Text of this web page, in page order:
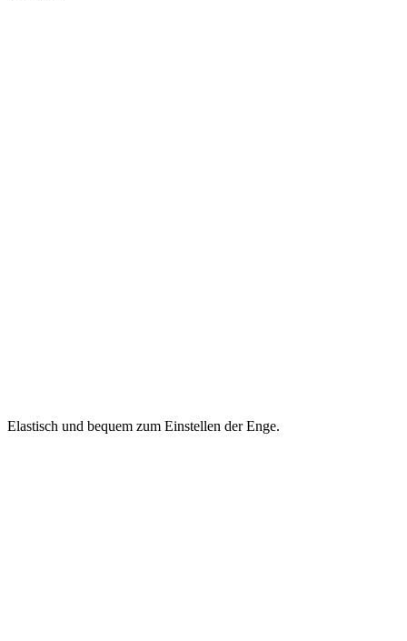
Elastisch und bequem zum Einstellen der Enge.